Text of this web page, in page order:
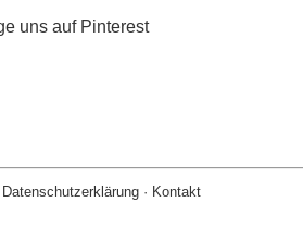
uns auf Pinterest
Datenschutzerklärung · Kontakt